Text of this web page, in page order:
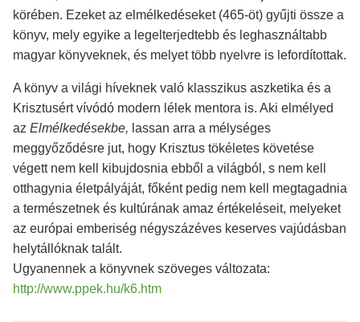
körében. Ezeket az elmélkedéseket (465-öt) gyűjti össze a
könyv, mely egyike a legelterjedtebb és leghasználtabb
magyar könyveknek, és melyet több nyelvre is lefordítottak.
A könyv a világi híveknek való klasszikus aszketika és a
Krisztusért vívódó modern lélek mentora is. Aki elmélyed
az Elmélkedésekbe, lassan arra a mélységes
meggyőződésre jut, hogy Krisztus tökéletes követése
végett nem kell kibujdosnia ebből a világból, s nem kell
otthagynia életpályáját, főként pedig nem kell megtagadnia
a természetnek és kultúrának amaz értékeléseit, melyeket
az európai emberiség négyszázéves keserves vajúdásban
helytállóknak talált.
Ugyanennek a könyvnek szöveges változata:
http://www.ppek.hu/k6.htm